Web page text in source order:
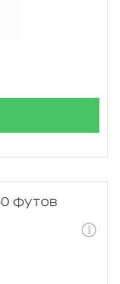
футов